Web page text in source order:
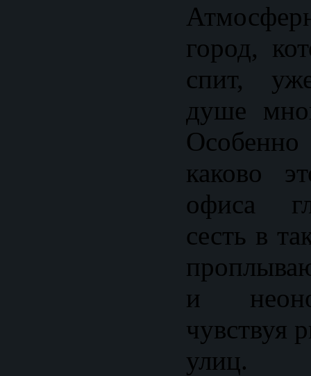
город,
спит,
душе
каково
офиса
сесть в
и
чувствуя
улиц.